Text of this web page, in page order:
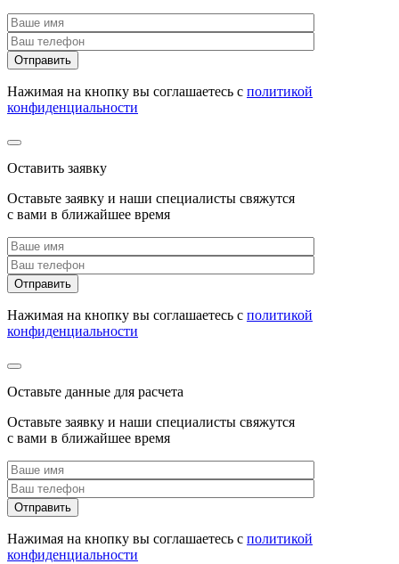
Нажимая на кнопку вы соглашаетесь с политикой
конфиденциальности
Оставить заявку
Оставьте заявку и наши специалисты свяжутся
с вами в ближайшее время
Нажимая на кнопку вы соглашаетесь с политикой
конфиденциальности
Оставьте данные для расчета
Оставьте заявку и наши специалисты свяжутся
с вами в ближайшее время
Нажимая на кнопку вы соглашаетесь с политикой
конфиденциальности